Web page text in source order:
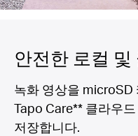
안전한 로컬
녹화 영상을 microSD
Tapo Care** 클라우
저장합니다.